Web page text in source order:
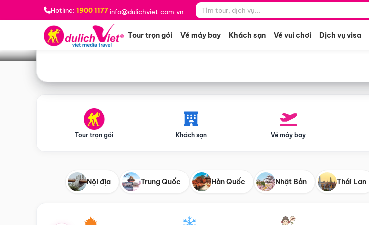
Hotline: 1900 1177 info@dulichviet.com.vn
Tour trọn gói Vé máy bay Khách sạn Vé vui chơi Dịch vụ visa
Bạn muốn đi đâu? *
Tour trọn gói Khách sạn Vé máy bay
Nội địa Trung Quốc Hàn Quốc Nhật Bản Thái Lan